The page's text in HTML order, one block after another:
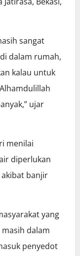
sangat
dalam rumah,
kalau untuk
ujar
menilai
diperlukan
banjir
yang
dalam
penyedot